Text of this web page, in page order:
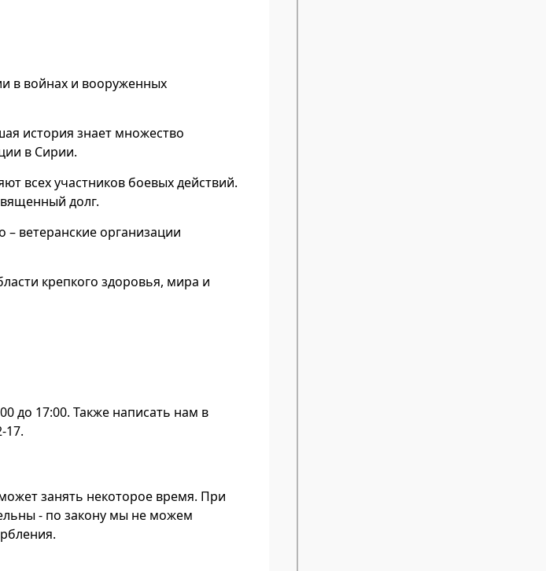
в войнах и вооруженных
история знает множество
в Сирии.
всех участников боевых действий.
долг.
– ветеранские организации
крепкого здоровья, мира и
до 17:00. Также написать нам в
17.
занять некоторое время. При
- по закону мы не можем